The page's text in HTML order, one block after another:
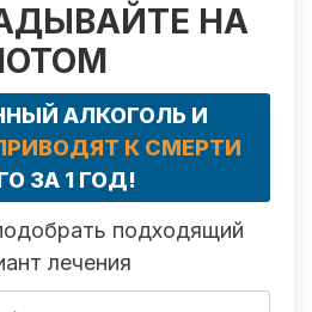
НА
АЛКОГОЛЬ И
К СМЕРТИ
ЗА 1 ГОД!
подходящий
лечения